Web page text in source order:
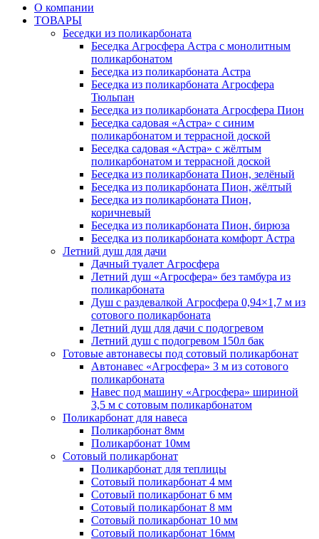
О компании
ТОВАРЫ
Беседки из поликарбоната
Беседка Агросфера Астра с монолитным
поликарбонатом
Беседка из поликарбоната Астра
Беседка из поликарбоната Агросфера
Тюльпан
Беседка из поликарбоната Агросфера Пион
Беседка садовая «Астра» с синим
поликарбонатом и террасной доской
Беседка садовая «Астра» с жёлтым
поликарбонатом и террасной доской
Беседка из поликарбоната Пион, зелёный
Беседка из поликарбоната Пион, жёлтый
Беседка из поликарбоната Пион,
коричневый
Беседка из поликарбоната Пион, бирюза
Беседка из поликарбоната комфорт Астра
Летний душ для дачи
Дачный туалет Агросфера
Летний душ «Агросфера» без тамбура из
поликарбоната
Душ с раздевалкой Агросфера 0,94×1,7 м из
сотового поликарбоната
Летний душ для дачи с подогревом
Летний душ с подогревом 150л бак
Готовые автонавесы под сотовый поликарбонат
Автонавес «Агросфера» 3 м из сотового
поликарбоната
Навес под машину «Агросфера» шириной
3,5 м с сотовым поликарбонатом
Поликарбонат для навеса
Поликарбонат 8мм
Поликарбонат 10мм
Сотовый поликарбонат
Поликарбонат для теплицы
Сотовый поликарбонат 4 мм
Сотовый поликарбонат 6 мм
Сотовый поликарбонат 8 мм
Сотовый поликарбонат 10 мм
Сотовый поликарбонат 16мм